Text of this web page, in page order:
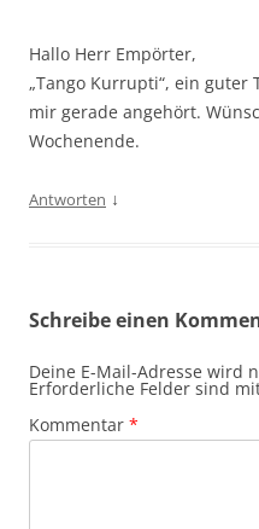
Hallo Herr Empörter,
„Tango Kurrupti“, ein
mir gerade angehört.
Wochenende.
Antworten ↓
Schreibe einen
Deine E-Mail-Adresse wird
Erforderliche Felder sind
Kommentar *